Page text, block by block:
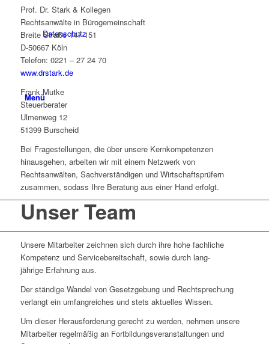
Datenschutz
Menü
Prof. Dr. Stark & Kollegen
Rechtsanwälte in Bürogemeinschaft
Breite Straße 147-151
D-50667 Köln
Telefon: 0221 – 27 24 70
www.drstark.de
Frank Mutke
Steuerberater
Ulmenweg 12
51399 Burscheid
Bei Fragestellungen, die über unsere Kernkompetenzen
hinausgehen, arbeiten wir mit einem Netzwerk von
Rechtsanwälten, Sachverständigen und Wirtschaftsprüfern
zusammen, sodass Ihre Beratung aus einer Hand erfolgt.
Unser Team
Unsere Mitarbeiter zeichnen sich durch ihre hohe fachliche
Kompetenz und Service­bereitschaft, sowie durch lang­
jährige Erfahrung aus.
Der ständige Wandel von Gesetzgebung und Recht­sprechung
verlangt ein umfang­reiches und stets aktuelles Wissen.
Um dieser Heraus­forderung gerecht zu werden, nehmen unsere
Mitarbeiter regel­mäßig an Fortbildungs­veranstaltungen und